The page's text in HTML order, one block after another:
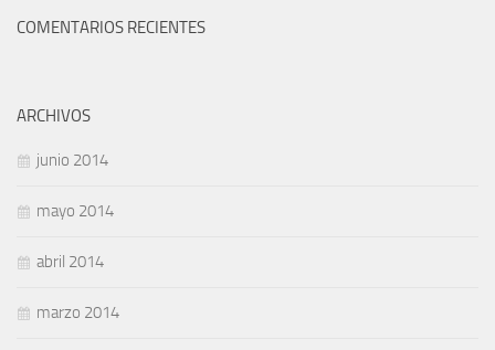
COMENTARIOS RECIENTES
ARCHIVOS
junio 2014
mayo 2014
abril 2014
marzo 2014